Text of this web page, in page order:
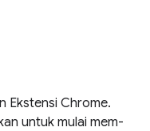
Ekstensi Chrome.
untuk mulai mem-